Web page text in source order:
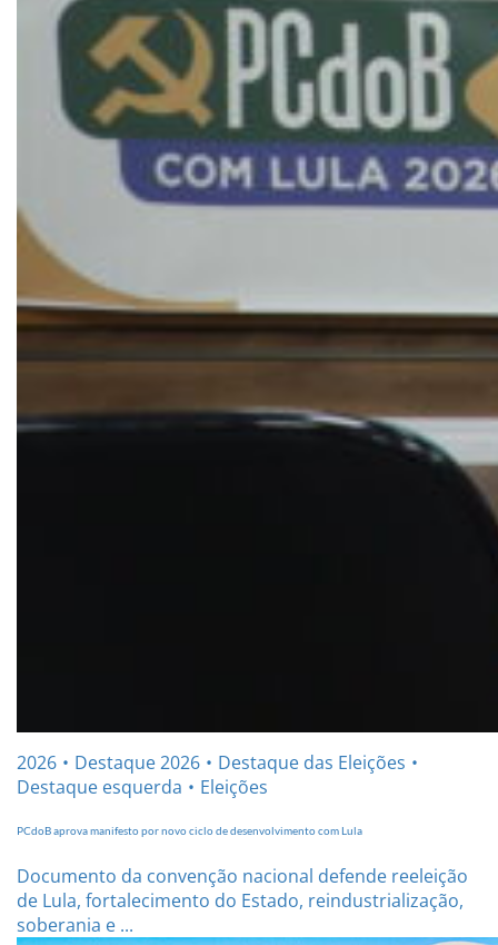
2026 Destaque 2026
Destaque das Eleições
Destaque esquerda
Eleições
PCdoB aprova manifesto por novo ciclo de desenvolvimento com Lula
Documento da convenção nacional defende reeleição
de Lula, fortalecimento do Estado, reindustrialização,
soberania e ...